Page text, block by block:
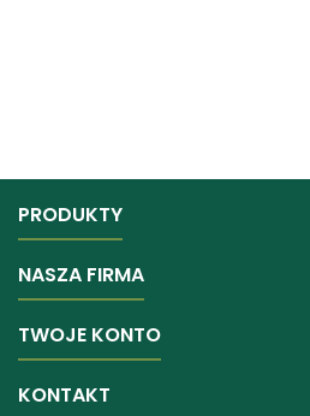
PRODUKTY
NASZA FIRMA
TWOJE KONTO
KONTAKT